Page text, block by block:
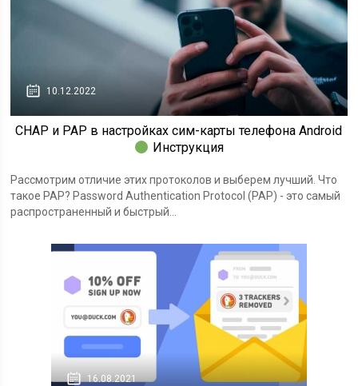
10.12.2022
CHAP и PAP в настройках сим-карты телефона Android
Инструкция
Рассмотрим отличие этих протоколов и выберем лучший. Что
такое PAP? Password Authentication Protocol (PAP) - это самый
распространенный и быстрый...
16.08.2021